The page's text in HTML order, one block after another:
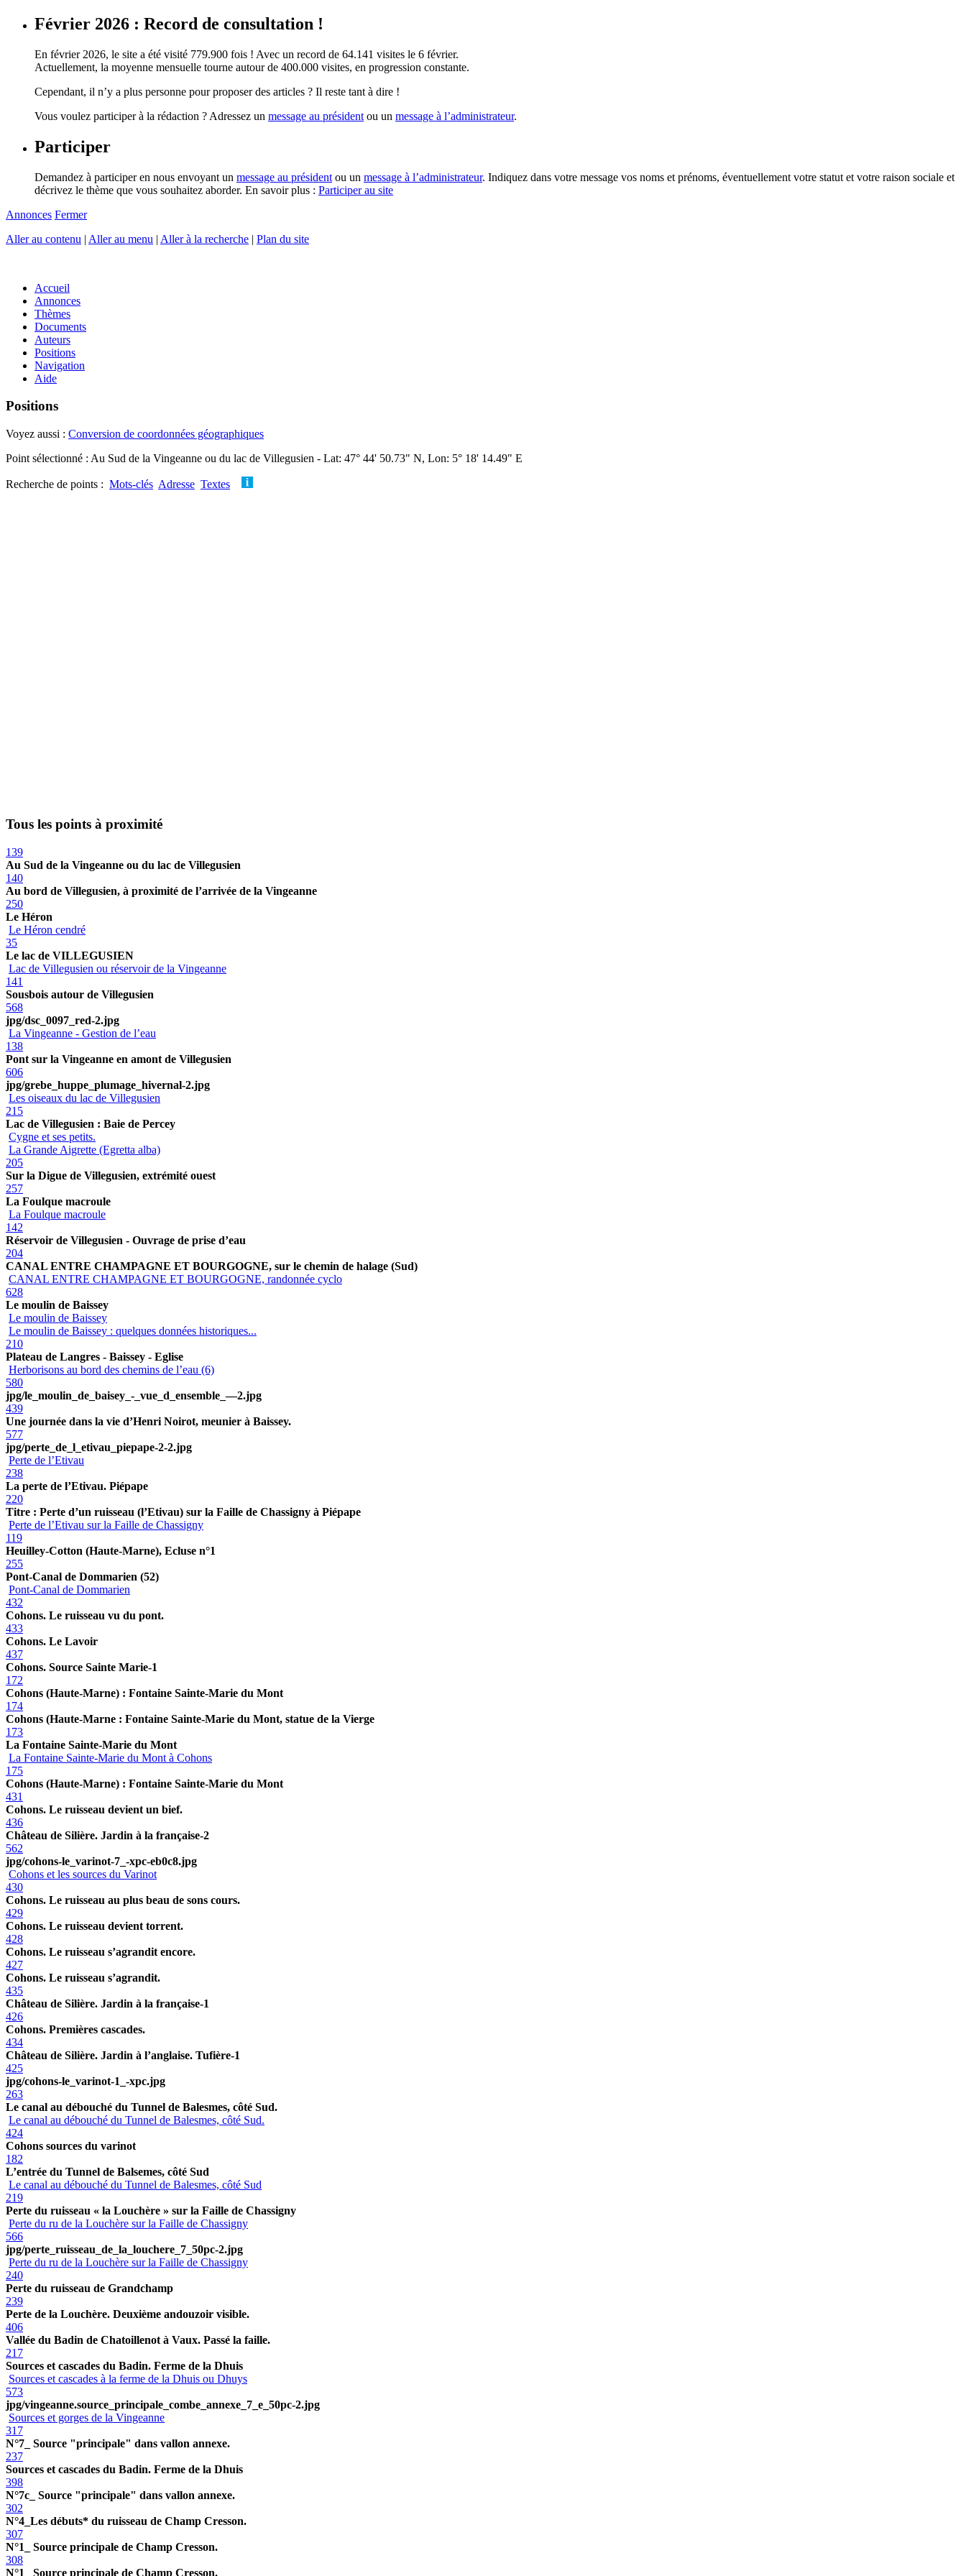
Février 2026 : Record de consultation !
En février 2026, le site a été visité 779.900 fois ! Avec un record de 64.141 visites le 6 février.
Actuellement, la moyenne mensuelle tourne autour de 400.000 visites, en progression constante.
Cependant, il n’y a plus personne pour proposer des articles ? Il reste tant à dire !
Vous voulez participer à la rédaction ? Adressez un message au président ou un message à l’administrateur.
Participer
Demandez à participer en nous envoyant un message au président ou un message à l’administrateur. Indiquez dans votre message vos noms et prénoms, éventuellement votre statut et votre raison sociale et
décrivez le thème que vous souhaitez aborder. En savoir plus : Participer au site
Annonces Fermer
Aller au contenu | Aller au menu | Aller à la recherche | Plan du site
Accueil
Annonces
Thèmes
Documents
Auteurs
Positions
Navigation
Aide
Positions
Voyez aussi : Conversion de coordonnées géographiques
Point sélectionné : Au Sud de la Vingeanne ou du lac de Villegusien - Lat: 47° 44' 50.73" N, Lon: 5° 18' 14.49" E
Recherche de points : Mots-clés Adresse Textes
Tous les points à proximité
139
Au Sud de la Vingeanne ou du lac de Villegusien
140
Au bord de Villegusien, à proximité de l’arrivée de la Vingeanne
250
Le Héron
Le Héron cendré
35
Le lac de VILLEGUSIEN
Lac de Villegusien ou réservoir de la Vingeanne
141
Sousbois autour de Villegusien
568
jpg/dsc_0097_red-2.jpg
La Vingeanne - Gestion de l’eau
138
Pont sur la Vingeanne en amont de Villegusien
606
jpg/grebe_huppe_plumage_hivernal-2.jpg
Les oiseaux du lac de Villegusien
215
Lac de Villegusien : Baie de Percey
Cygne et ses petits.
La Grande Aigrette (Egretta alba)
205
Sur la Digue de Villegusien, extrémité ouest
257
La Foulque macroule
La Foulque macroule
142
Réservoir de Villegusien - Ouvrage de prise d’eau
204
CANAL ENTRE CHAMPAGNE ET BOURGOGNE, sur le chemin de halage (Sud)
CANAL ENTRE CHAMPAGNE ET BOURGOGNE, randonnée cyclo
628
Le moulin de Baissey
Le moulin de Baissey
Le moulin de Baissey : quelques données historiques...
210
Plateau de Langres - Baissey - Eglise
Herborisons au bord des chemins de l’eau (6)
580
jpg/le_moulin_de_baisey_-_vue_d_ensemble_—2.jpg
439
Une journée dans la vie d’Henri Noirot, meunier à Baissey.
577
jpg/perte_de_l_etivau_piepape-2-2.jpg
Perte de l’Etivau
238
La perte de l’Etivau. Piépape
220
Titre : Perte d’un ruisseau (l’Etivau) sur la Faille de Chassigny à Piépape
Perte de l’Etivau sur la Faille de Chassigny
119
Heuilley-Cotton (Haute-Marne), Ecluse n°1
255
Pont-Canal de Dommarien (52)
Pont-Canal de Dommarien
432
Cohons. Le ruisseau vu du pont.
433
Cohons. Le Lavoir
437
Cohons. Source Sainte Marie-1
172
Cohons (Haute-Marne) : Fontaine Sainte-Marie du Mont
174
Cohons (Haute-Marne : Fontaine Sainte-Marie du Mont, statue de la Vierge
173
La Fontaine Sainte-Marie du Mont
La Fontaine Sainte-Marie du Mont à Cohons
175
Cohons (Haute-Marne) : Fontaine Sainte-Marie du Mont
431
Cohons. Le ruisseau devient un bief.
436
Château de Silière. Jardin à la française-2
562
jpg/cohons-le_varinot-7_-xpc-eb0c8.jpg
Cohons et les sources du Varinot
430
Cohons. Le ruisseau au plus beau de sons cours.
429
Cohons. Le ruisseau devient torrent.
428
Cohons. Le ruisseau s’agrandit encore.
427
Cohons. Le ruisseau s’agrandit.
435
Château de Silière. Jardin à la française-1
426
Cohons. Premières cascades.
434
Château de Silière. Jardin à l’anglaise. Tufière-1
425
jpg/cohons-le_varinot-1_-xpc.jpg
263
Le canal au débouché du Tunnel de Balesmes, côté Sud.
Le canal au débouché du Tunnel de Balesmes, côté Sud.
424
Cohons sources du varinot
182
L’entrée du Tunnel de Balsemes, côté Sud
Le canal au débouché du Tunnel de Balesmes, côté Sud
219
Perte du ruisseau « la Louchère » sur la Faille de Chassigny
Perte du ru de la Louchère sur la Faille de Chassigny
566
jpg/perte_ruisseau_de_la_louchere_7_50pc-2.jpg
Perte du ru de la Louchère sur la Faille de Chassigny
240
Perte du ruisseau de Grandchamp
239
Perte de la Louchère. Deuxième andouzoir visible.
406
Vallée du Badin de Chatoillenot à Vaux. Passé la faille.
217
Sources et cascades du Badin. Ferme de la Dhuis
Sources et cascades à la ferme de la Dhuis ou Dhuys
573
jpg/vingeanne.source_principale_combe_annexe_7_e_50pc-2.jpg
Sources et gorges de la Vingeanne
317
N°7_ Source "principale" dans vallon annexe.
237
Sources et cascades du Badin. Ferme de la Dhuis
398
N°7c_ Source "principale" dans vallon annexe.
302
N°4_Les débuts* du ruisseau de Champ Cresson.
307
N°1_ Source principale de Champ Cresson.
308
N°1_ Source principale de Champ Cresson.